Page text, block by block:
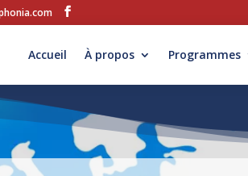
Accueil À propos Programmes